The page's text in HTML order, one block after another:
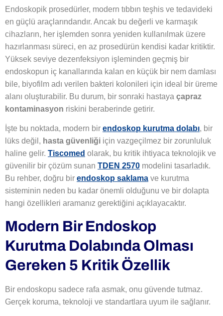
Endoskopik prosedürler, modern tıbbın teşhis ve tedavideki
en güçlü araçlarındandır. Ancak bu değerli ve karmaşık
cihazların, her işlemden sonra yeniden kullanılmak üzere
hazırlanması süreci, en az prosedürün kendisi kadar kritiktir.
Yüksek seviye dezenfeksiyon işleminden geçmiş bir
endoskopun iç kanallarında kalan en küçük bir nem damlası
bile, biyofilm adı verilen bakteri kolonileri için ideal bir üreme
alanı oluşturabilir. Bu durum, bir sonraki hastaya çapraz
kontaminasyon riskini beraberinde getirir.
İşte bu noktada, modern bir endoskop kurutma dolabı, bir
lüks değil, hasta güvenliği için vazgeçilmez bir zorunluluk
haline gelir. Tiscomed olarak, bu kritik ihtiyaca teknolojik ve
güvenilir bir çözüm sunan TDEN 2570 modelini tasarladık.
Bu rehber, doğru bir endoskop saklama ve kurutma
sisteminin neden bu kadar önemli olduğunu ve bir dolapta
hangi özellikleri aramanız gerektiğini açıklayacaktır.
Modern Bir Endoskop
Kurutma Dolabında Olması
Gereken 5 Kritik Özellik
Bir endoskopu sadece rafa asmak, onu güvende tutmaz.
Gerçek koruma, teknoloji ve standartlara uyum ile sağlanır.